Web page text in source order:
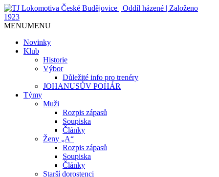
TJ Lokomotiva České
Budějovice | Oddíl házené |
Založeno 1923
Jediný házenkářský klub v Českých
MENUMENU
Novinky
Klub
Historie
Výbor
Důležité info pro trenéry
JOHANUSŮV POHÁR
Týmy
Muži
Rozpis zápasů
Soupiska
Články
Ženy „A“
Rozpis zápasů
Soupiska
Články
Starší dorostenci